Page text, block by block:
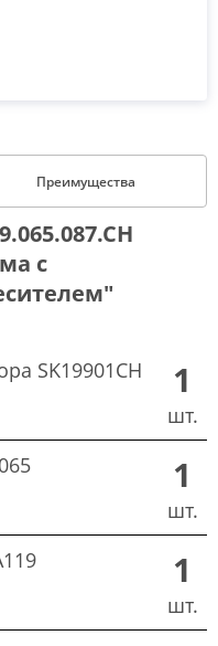
Преимущества
с
SK19901CH 1
шт.
1
шт.
1
шт.